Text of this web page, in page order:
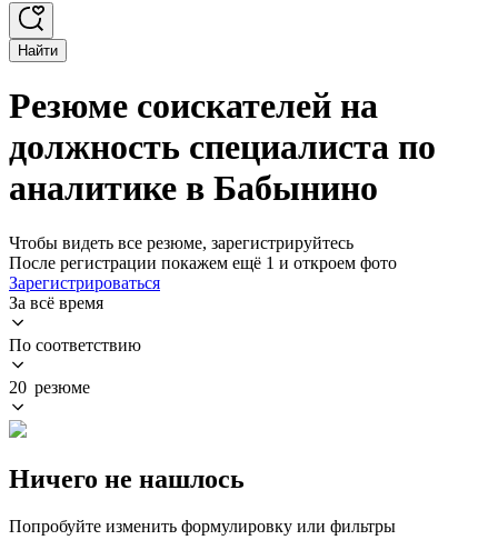
Найти
Резюме соискателей на
должность специалиста по
аналитике в Бабынино
Чтобы видеть все резюме, зарегистрируйтесь
После регистрации покажем ещё 1 и откроем фото
Зарегистрироваться
За всё время
По соответствию
20 резюме
Ничего не нашлось
Попробуйте изменить формулировку или фильтры